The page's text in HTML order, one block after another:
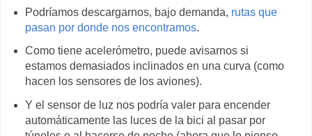
Podríamos descargarnos, bajo demanda, rutas que
pasan por donde nos encontramos.
Como tiene acelerómetro, puede avisarnos si
estamos demasiados inclinados en una curva (como
hacen los sensores de los aviones).
Y el sensor de luz nos podría valer para encender
automáticamente las luces de la bici al pasar por